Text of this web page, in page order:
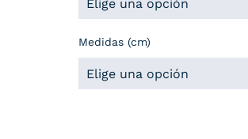
Medidas (cm)